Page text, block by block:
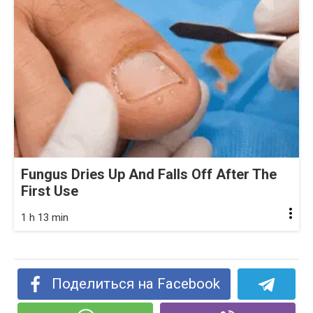
Fungus Dries Up And Falls Off After The
First Use
1 h 13 min
Поделиться на Facebook